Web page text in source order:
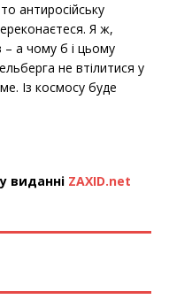
антиросійську
Я ж,
– а чому б і цьому
не втілитися у
Із космосу буде
виданні ZAXID.net